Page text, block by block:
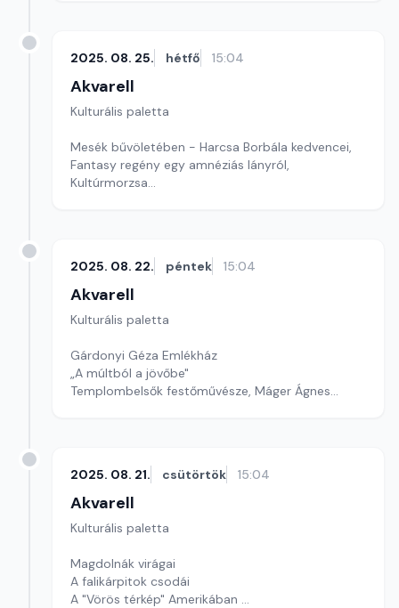
2025. 08. 25. hétfő 15:04
Akvarell
Kulturális paletta
Mesék bűvöletében - Harcsa Borbála kedvencei,
Fantasy regény egy amnéziás lányról,
Kultúrmorzsa
2025. 08. 22. péntek 15:04
Akvarell
Kulturális paletta
Gárdonyi Géza Emlékház
„A múltból a jövőbe"
Templombelsők festőművésze, Máger Ágnes
2025. 08. 21. csütörtök 15:04
Akvarell
Kulturális paletta
Magdolnák virágai
A falikárpitok csodái
A "Vörös térkép" Amerikában